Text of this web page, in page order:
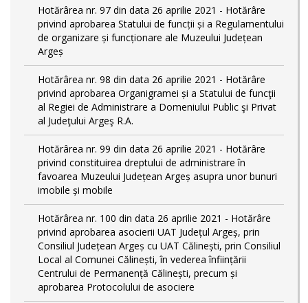
Hotărârea nr. 97 din data 26 aprilie 2021 - Hotărâre
privind aprobarea Statului de funcții și a Regulamentului
de organizare și funcționare ale Muzeului Județean
Argeș
Hotărârea nr. 98 din data 26 aprilie 2021 - Hotărâre
privind aprobarea Organigramei și a Statului de funcţii
al Regiei de Administrare a Domeniului Public şi Privat
al Judeţului Argeş R.A.
Hotărârea nr. 99 din data 26 aprilie 2021 - Hotărâre
privind constituirea dreptului de administrare în
favoarea Muzeului Județean Argeș asupra unor bunuri
imobile și mobile
Hotărârea nr. 100 din data 26 aprilie 2021 - Hotărâre
privind aprobarea asocierii UAT Județul Argeș, prin
Consiliul Județean Argeș cu UAT Călinești, prin Consiliul
Local al Comunei Călinești, în vederea înființării
Centrului de Permanență Călinești, precum și
aprobarea Protocolului de asociere